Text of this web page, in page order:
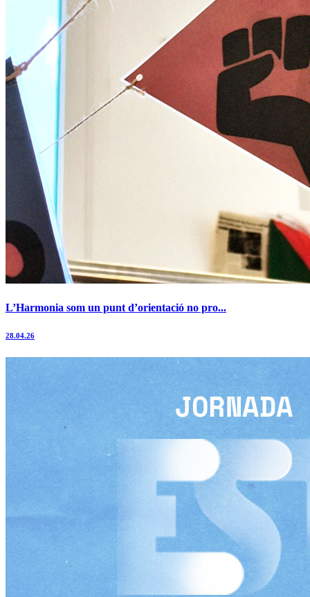
L’Harmonia som un punt d’orientació no pro...
28.04.26